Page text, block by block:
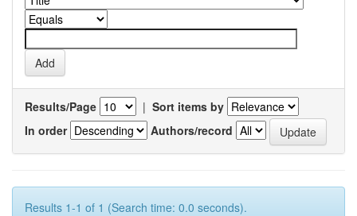
Results/Page | Sort items by
In order
Authors/record
Results 1-1 of 1 (Search time: 0.0 seconds).